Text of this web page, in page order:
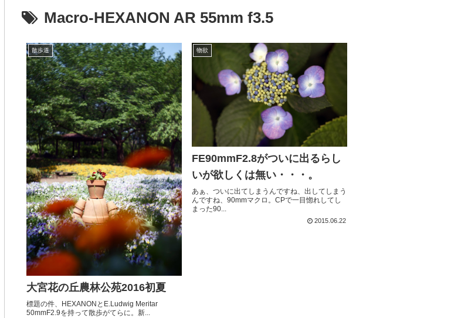
Macro-HEXANON AR 55mm f3.5
散歩道
大宮花の丘農林公苑2016初夏
標題の件、HEXANONとE.Ludwig Meritar
50mmF2.9を持って散歩がてらに。新...
物欲
FE90mmF2.8がついに出るらし
いが欲しくは無い・・・。
あぁ、ついに出てしまうんですね、出してしまう
んですね、90mmマクロ。CPで一目惚れしてし
まった90...
2015.06.22